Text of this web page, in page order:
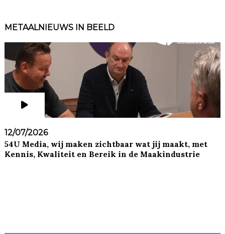
METAALNIEUWS IN BEELD
12/07/2026
54U Media, wij maken zichtbaar wat jij maakt, met
Kennis, Kwaliteit en Bereik in de Maakindustrie